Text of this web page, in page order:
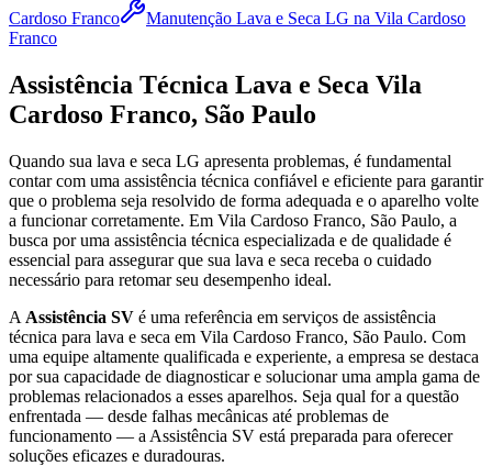
Cardoso Franco
Manutenção Lava e Seca LG na Vila Cardoso
Franco
Assistência Técnica Lava e Seca Vila
Cardoso Franco, São Paulo
Quando sua lava e seca LG apresenta problemas, é fundamental
contar com uma assistência técnica confiável e eficiente para garantir
que o problema seja resolvido de forma adequada e o aparelho volte
a funcionar corretamente. Em Vila Cardoso Franco, São Paulo, a
busca por uma assistência técnica especializada e de qualidade é
essencial para assegurar que sua lava e seca receba o cuidado
necessário para retomar seu desempenho ideal.
A Assistência SV é uma referência em serviços de assistência
técnica para lava e seca em Vila Cardoso Franco, São Paulo. Com
uma equipe altamente qualificada e experiente, a empresa se destaca
por sua capacidade de diagnosticar e solucionar uma ampla gama de
problemas relacionados a esses aparelhos. Seja qual for a questão
enfrentada — desde falhas mecânicas até problemas de
funcionamento — a Assistência SV está preparada para oferecer
soluções eficazes e duradouras.